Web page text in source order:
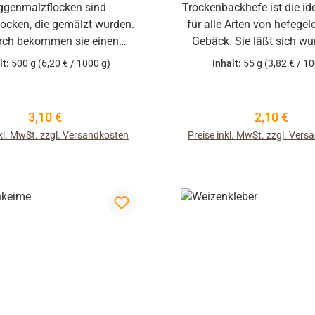
aus.
sind
die gemälzt wurden.
bekommen sie einen
malzigen Geruch und
500 g (6,20 € / 1000 g)
Regulärer Preis:
3,10 €
MwSt. zzgl. Versandkosten
Trockenbackhefe ist die
für alle Arten von
Gebäck. Sie läßt sich
bevorraten und ist sehr
Inhalt: 55 g (3,82 € /
Regulärer
2,10 €
Preise inkl. MwSt. zzgl.